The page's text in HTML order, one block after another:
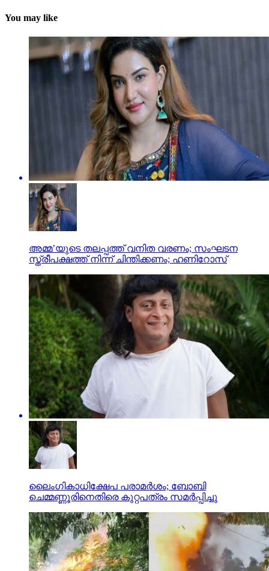
You may like
അമ്മ’യുടെ തലപ്പത്ത് വനിത വരണം; സംഘടന
സ്ത്രീപക്ഷത്ത് നിന്ന് ചിന്തിക്കണം; ഹണിറോസ്
ലൈംഗികാധിക്ഷേപ പരാമര്‍ശം; ബോബി
ചെമ്മണ്ണൂരിനെതിരെ കുറ്റപത്രം സമര്‍പ്പിച്ചു